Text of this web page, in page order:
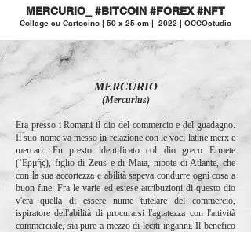
MERCURIO_ #BITCOIN #FOREX #NFT
Collage su Cartocino | 50 x 25 cm | 2022 | OCCOstudio
MERCURIO
(Mercurius)
Era presso i Romani il dio del commercio e del guadagno.
Il suo nome va messo in relazione con le voci latine merx e
mercari. Fu presto identificato col dio greco Ermete
(‛Ερμῆς), figlio di Zeus e di Maia, nipote di Atlante, che
con la sua accortezza e abilità sapeva condurre ogni cosa a
buon fine. Fra le varie ed estese attribuzioni di questo dio
v'era quella di essere nume tutelare del commercio,
ispiratore dell'abilità di procurarsi l'agiatezza con l'attività
commerciale, sia pure a mezzo di leciti inganni. Il benefico